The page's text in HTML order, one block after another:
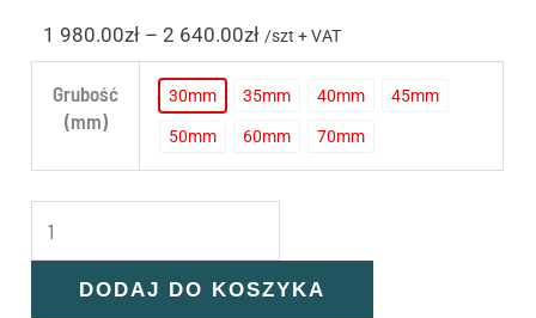
1 980.00zł – 2 640.00zł /szt + VAT
Grubość
(mm)
30mm
30 35mm
35 40mm
40 45mm
45
50mm
50 60mm
60 70mm
70
DODAJ DO KOSZYKA